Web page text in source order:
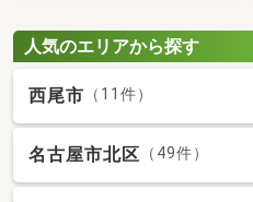
人気のエリアから探す
西尾市 （11件）
名古屋市北区 （49件）